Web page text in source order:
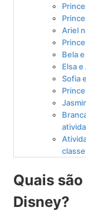
Ariel
Bela
Elsa
Sofia
Quais
Disney?